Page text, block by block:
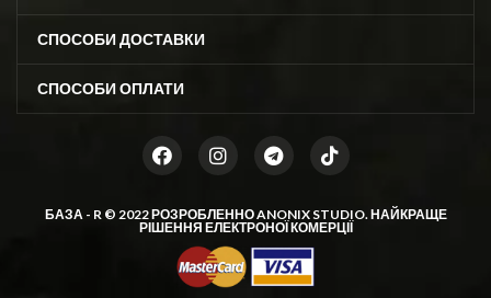
СПОСОБИ ДОСТАВКИ
СПОСОБИ ОПЛАТИ
БАЗА - R © 2022 РОЗРОБЛЕННОANONIX STUDIO. НАЙКРАЩЕ
РІШЕННЯ ЕЛЕКТРОНОЇ КОМЕРЦІЇ